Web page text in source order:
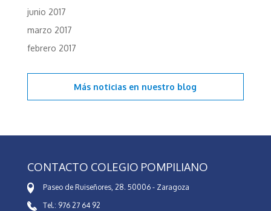
junio 2017
marzo 2017
febrero 2017
Más noticias en nuestro blog
CONTACTO COLEGIO POMPILIANO
Paseo de Ruiseñores, 28. 50006 - Zaragoza
Tel.: 976 27 64 92